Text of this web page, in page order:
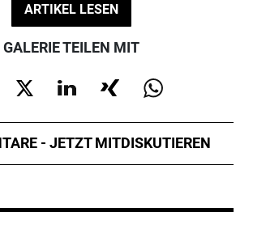
ARTIKEL LESEN
GALERIE TEILEN MIT
- JETZT MITDISKUTIEREN